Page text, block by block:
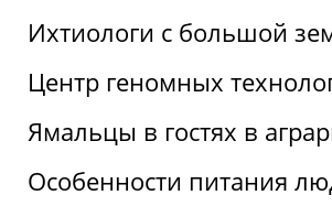
Ихтиологи с большой
Центр геномных
Ямальцы в гостях в
Особенности питания